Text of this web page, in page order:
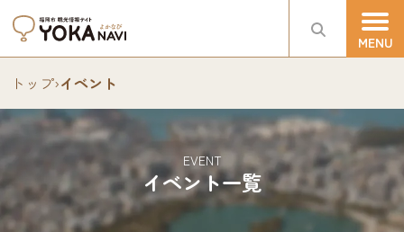
トップ›イベント
イベント一覧
EVENT